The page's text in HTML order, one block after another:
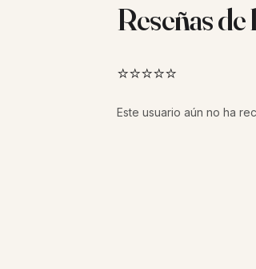
Reseñas
⭐⭐⭐⭐⭐
Este usuario aún no ha